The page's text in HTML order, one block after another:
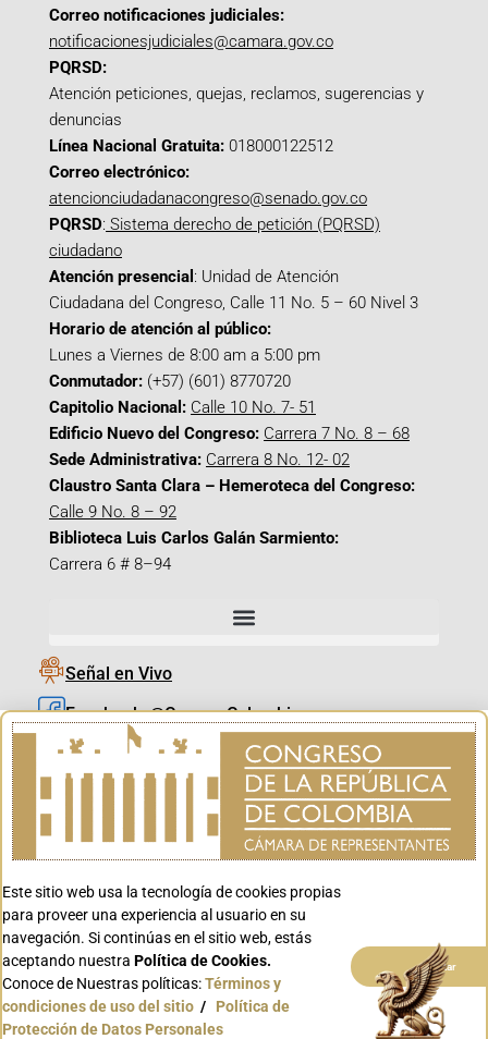
Correo notificaciones judiciales:
notificacionesjudiciales@camara.gov.co
PQRSD:
Atención peticiones, quejas, reclamos, sugerencias y
denuncias
Línea Nacional Gratuita: 018000122512
Correo electrónico:
atencionciudadanacongreso@senado.gov.co
PQRSD: Sistema derecho de petición (PQRSD)
ciudadano
Atención presencial : Unidad de Atención
Ciudadana del Congreso, Calle 11 No. 5 – 60 Nivel 3
Horario de atención al público:
Lunes a Viernes de 8:00 am a 5:00 pm
Conmutador: (+57) (601) 8770720
Capitolio Nacional: Calle 10 No. 7- 51
Edificio Nuevo del Congreso: Carrera 7 No. 8 – 68
Sede Administrativa: Carrera 8 No. 12- 02
Claustro Santa Clara – Hemeroteca del Congreso:
Calle 9 No. 8 – 92
Biblioteca Luis Carlos Galán Sarmiento:
Carrera 6 # 8–94
Señal en Vivo
Facebook_@CamaraColombia
Instagram_@CamaraColombia
X_@CamaraColombia
Youtube_@CamaraColombia
Youtube_@CanalCongreso
Conoce GOV.CO
Este sitio web usa la tecnología de cookies propias
para proveer una experiencia al usuario en su
navegación. Si continúas en el sitio web, estás
aceptando nuestra Política de Cookies.
Conoce de Nuestras políticas:Términos y
condiciones de uso del sitio / Política de
Protección de Datos Personales
Aceptar